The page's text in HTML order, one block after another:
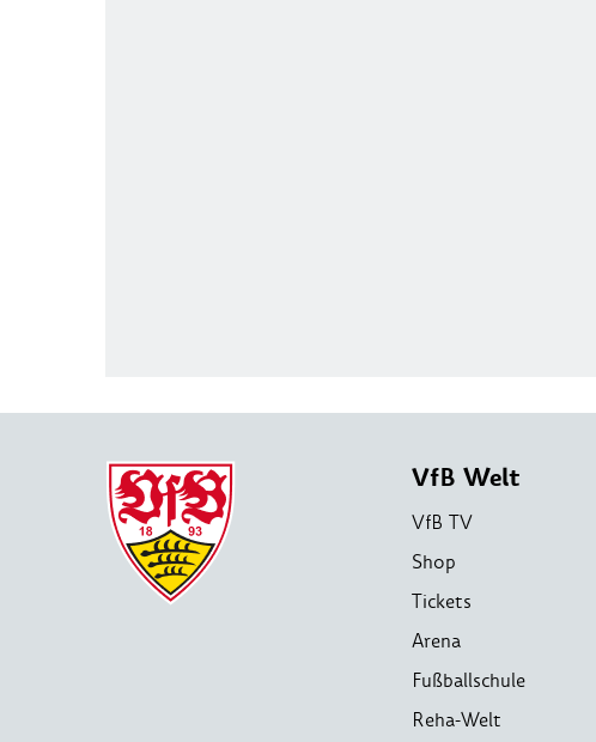
VfB Welt
VfB TV
Shop
Tickets
Arena
Fußballschule
Reha-Welt